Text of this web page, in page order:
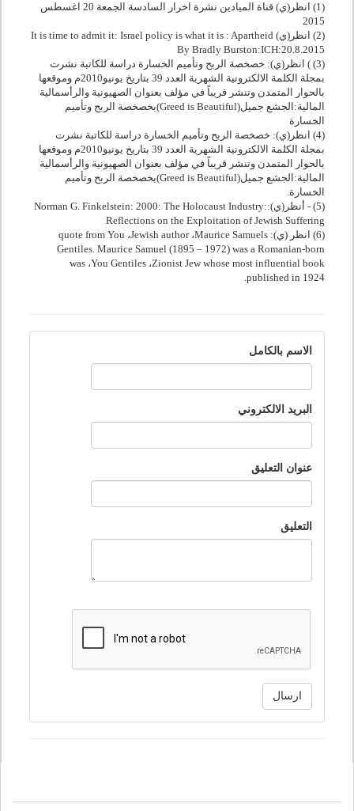
(1) انظر(ي) قناة الميادين نشرة اخرار السادسة الجمعة 20 اغسطس
2015
(2) انظر(ي)
It is time to admit it: Israel policy is what it is : Apartheid
By Bradly Burston:ICH:20.8.2015
(3) ) انظر(ي): خصخصة الربح وتأميم الخسارة دراسة للكاتبة نشرت
بمجلة الكلمة الالكترونية الشهرية العدد 39 بتاريخ يونيو2010م وموقعها
بالحوار المتمدن وتنشر قريباً في مؤلف بعنوان الصهيونية والرأسمالية
المالية:الجشع جميل(Greed is Beautiful)بخصخصة الربح وتأميم
الخسارة
(4) انظر(ي): خصخصة الربح وتأميم الخسارة دراسة للكاتبة نشرت
بمجلة الكلمة الالكترونية الشهرية العدد 39 بتاريخ يونيو2010م وموقعها
بالحوار المتمدن وتنشر قريباً في مؤلف بعنوان الصهيونية والرأسمالية
المالية:الجشع جميل(Greed is Beautiful)بخصخصة الربح وتأميم
الخسارة.
(5) - أنظر(ي):
Norman G. Finkelstein: 2000: The Holocaust Industry:
Reflections on the Exploitation of Jewish Suffering
(6) انظر (ي):
Maurice Samuels،Jewish author، quote from You
Gentiles. Maurice Samuel (1895 – 1972) was a Romanian-born
Zionist Jew whose most influential book، You Gentiles، was
published in 1924
.
الاسم بالكامل
البريد الالكتروني
عنوان التعليق
التعليق
ارسال